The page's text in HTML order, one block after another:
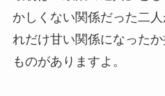
かしくない関係だった二
れだけ甘い関係になった
ものがありますよ。